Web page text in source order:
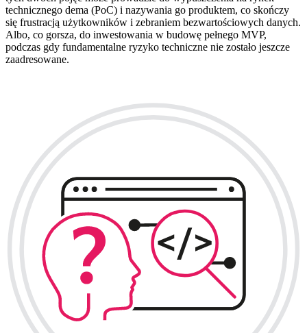
technicznego dema (PoC) i nazywania go produktem, co skończy
się frustracją użytkowników i zebraniem bezwartościowych danych.
Albo, co gorsza, do inwestowania w budowę pełnego MVP,
podczas gdy fundamentalne ryzyko techniczne nie zostało jeszcze
zaadresowane.